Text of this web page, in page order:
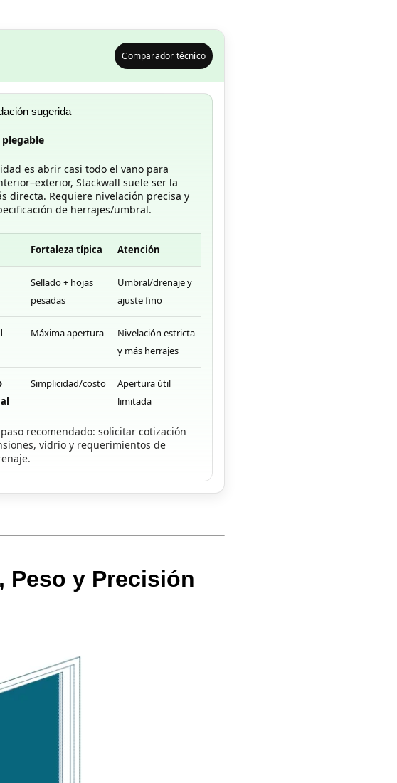
Comparador técnico
sugerida
es abrir casi todo el vano para
Stackwall suele ser la
directa. Requiere nivelación precisa y
de herrajes/umbral.
Fortaleza típica Atención
Sellado + hojas
pesadas
Umbral/drenaje y
ajuste fino
Máxima apertura
Nivelación estricta
y más herrajes
Simplicidad/costo
Apertura útil
limitada
recomendado: solicitar cotización
vidrio y requerimientos de
Peso y Precisión